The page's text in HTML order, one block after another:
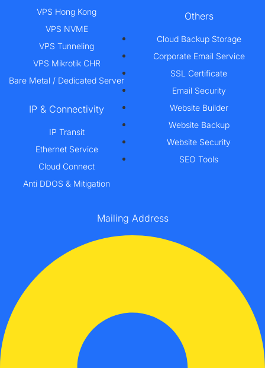
VPS Hong Kong
VPS NVME
VPS Tunneling
VPS Mikrotik CHR
Bare Metal / Dedicated Server
IP & Connectivity
IP Transit
Ethernet Service
Cloud Connect
Anti DDOS & Mitigation
Others
Cloud Backup Storage
Corporate Email Service
SSL Certificate
Email Security
Website Builder
Website Backup
Website Security
SEO Tools
Mailing Address